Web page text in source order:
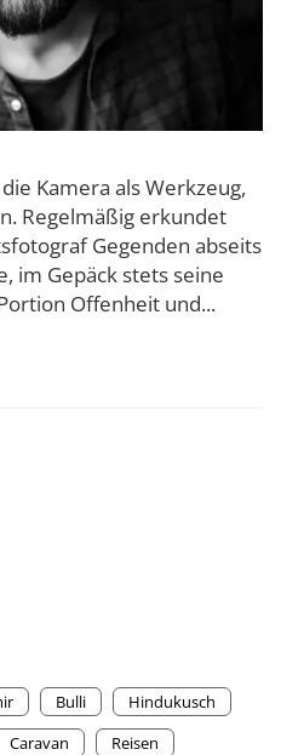
Kamera als Werkzeug,
Regelmäßig erkundet
Gegenden abseits
im Gepäck stets seine
Offenheit und...
Bulli
Hindukusch
Caravan
Reisen